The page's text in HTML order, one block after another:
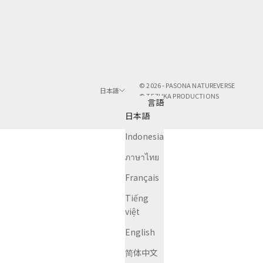
日本語
言語
日本語
Indonesia
ภาษาไทย
Français
Tiếng
việt
English
简体中文
© 2026 - PASONA NATUREVERSE
© TEZUKA PRODUCTIONS